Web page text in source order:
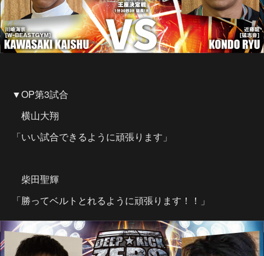
▼OP第3試合
横山大翔
「いい試合できるように頑張ります」
柴田聖輝
「勝ってベルトとれるように頑張ります！！」